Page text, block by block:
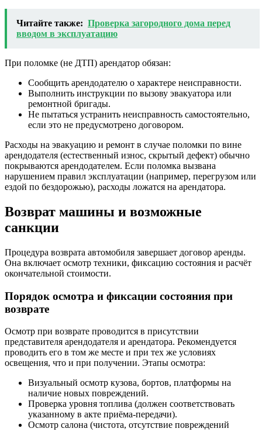
Читайте также: Проверка загородного дома перед
вводом в эксплуатацию
При поломке (не ДТП) арендатор обязан:
Сообщить арендодателю о характере неисправности.
Выполнить инструкции по вызову эвакуатора или
ремонтной бригады.
Не пытаться устранить неисправность самостоятельно,
если это не предусмотрено договором.
Расходы на эвакуацию и ремонт в случае поломки по вине
арендодателя (естественный износ, скрытый дефект) обычно
покрываются арендодателем. Если поломка вызвана
нарушением правил эксплуатации (например, перегрузом или
ездой по бездорожью), расходы ложатся на арендатора.
Возврат машины и возможные
санкции
Процедура возврата автомобиля завершает договор аренды.
Она включает осмотр техники, фиксацию состояния и расчёт
окончательной стоимости.
Порядок осмотра и фиксации состояния при
возврате
Осмотр при возврате проводится в присутствии
представителя арендодателя и арендатора. Рекомендуется
проводить его в том же месте и при тех же условиях
освещения, что и при получении. Этапы осмотра:
Визуальный осмотр кузова, бортов, платформы на
наличие новых повреждений.
Проверка уровня топлива (должен соответствовать
указанному в акте приёма-передачи).
Осмотр салона (чистота, отсутствие повреждений